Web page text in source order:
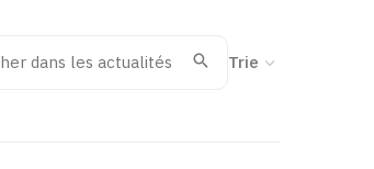
ValiderTrier la recherche